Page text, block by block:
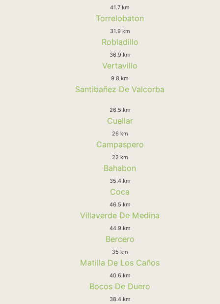
41.7 km
Torrelobaton
31.9 km
Robladillo
36.9 km
Vertavillo
9.8 km
Santibañez De Valcorba
26.5 km
Cuellar
26 km
Campaspero
22 km
Bahabon
35.4 km
Coca
46.5 km
Villaverde De Medina
44.9 km
Bercero
35 km
Matilla De Los Caños
40.6 km
Bocos De Duero
38.4 km